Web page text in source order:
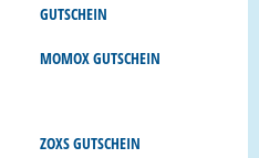
GUTSCHEIN
MOMOX GUTSCHEIN
ZOXS GUTSCHEIN